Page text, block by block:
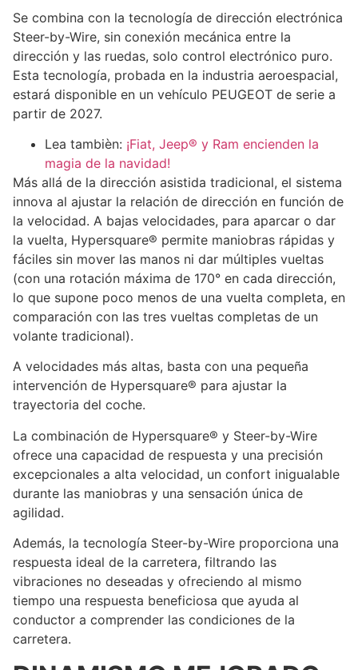
Se combina con la tecnología de dirección electrónica
Steer-by-Wire, sin conexión mecánica entre la
dirección y las ruedas, solo control electrónico puro.
Esta tecnología, probada en la industria aeroespacial,
estará disponible en un vehículo PEUGEOT de serie a
partir de 2027.
Lea tambièn: ¡Fiat, Jeep® y Ram encienden la
magia de la navidad!
Más allá de la dirección asistida tradicional, el sistema
innova al ajustar la relación de dirección en función de
la velocidad. A bajas velocidades, para aparcar o dar
la vuelta, Hypersquare® permite maniobras rápidas y
fáciles sin mover las manos ni dar múltiples vueltas
(con una rotación máxima de 170° en cada dirección,
lo que supone poco menos de una vuelta completa, en
comparación con las tres vueltas completas de un
volante tradicional).
A velocidades más altas, basta con una pequeña
intervención de Hypersquare® para ajustar la
trayectoria del coche.
La combinación de Hypersquare® y Steer-by-Wire
ofrece una capacidad de respuesta y una precisión
excepcionales a alta velocidad, un confort inigualable
durante las maniobras y una sensación única de
agilidad.
Además, la tecnología Steer-by-Wire proporciona una
respuesta ideal de la carretera, filtrando las
vibraciones no deseadas y ofreciendo al mismo
tiempo una respuesta beneficiosa que ayuda al
conductor a comprender las condiciones de la
carretera.